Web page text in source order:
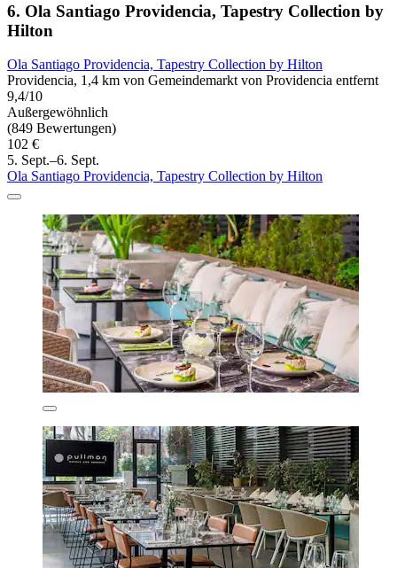
6. Ola Santiago Providencia, Tapestry Collection by
Hilton
Ola Santiago Providencia, Tapestry Collection by Hilton
Providencia, 1,4 km von Gemeindemarkt von Providencia entfernt
9,4/10
Außergewöhnlich
(849 Bewertungen)
102 €
5. Sept.–6. Sept.
Ola Santiago Providencia, Tapestry Collection by Hilton